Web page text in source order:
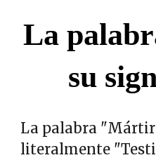
La
su
La palabra
literalmente